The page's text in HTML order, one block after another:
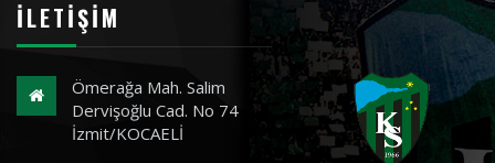
İLETIŞIM
Ömerağa Mah. Salim
Dervişoğlu Cad. No 74
İzmit/KOCAELİ